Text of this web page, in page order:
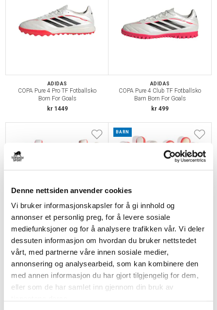
Denne nettsiden anvender cookies
Vi bruker informasjonskapsler for å gi innhold og
annonser et personlig preg, for å levere sosiale
mediefunksjoner og for å analysere trafikken vår. Vi deler
dessuten informasjon om hvordan du bruker nettstedet
vårt, med partnerne våre innen sosiale medier,
annonsering og analysearbeid, som kan kombinere den
med annen informasjon du har gjort tilgjengelig for dem,
eller som de har samlet inn gjennom din bruk av
ADIDAS
COPA Pure 4 Pro TF Fotballsko
Born For Goals
kr 1449
ADIDAS
COPA Pure 4 Club TF Fotballsko
Barn Born For Goals
kr 499
ADIDAS
Predator Pro Keeperhansker Born
For Goals
BARN
Predator Pro Keeperhansker Barn
Born For Goals
kr 799